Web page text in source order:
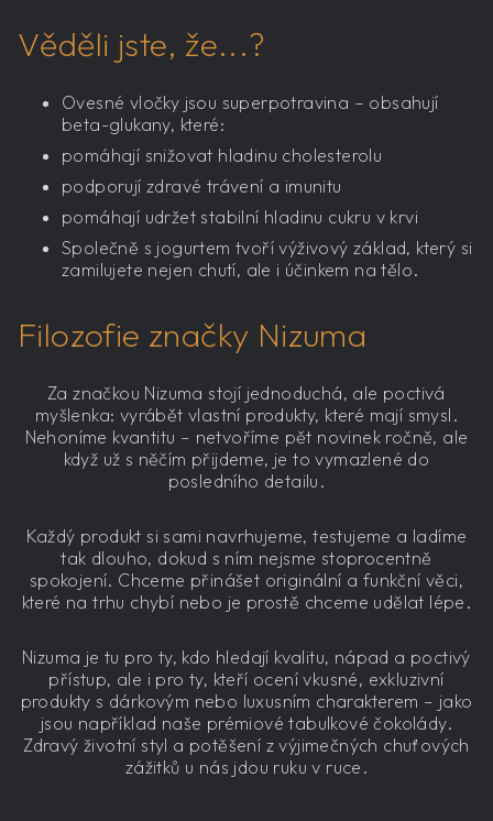
Věděli jste, že...?
Ovesné vločky jsou superpotravina – obsahují
beta-glukany, které:
pomáhají snižovat hladinu cholesterolu
podporují zdravé trávení a imunitu
pomáhají udržet stabilní hladinu cukru v krvi
Společně s jogurtem tvoří výživový základ, který si
zamilujete nejen chutí, ale i účinkem na tělo.
Filozofie značky Nizuma
Za značkou Nizuma stojí jednoduchá, ale poctivá
myšlenka: vyrábět vlastní produkty, které mají smysl.
Nehoníme kvantitu – netvoříme pět novinek ročně, ale
když už s něčím přijdeme, je to vymazlené do
posledního detailu.
Každý produkt si sami navrhujeme, testujeme a ladíme
tak dlouho, dokud s ním nejsme stoprocentně
spokojení. Chceme přinášet originální a funkční věci,
které na trhu chybí nebo je prostě chceme udělat lépe.
Nizuma je tu pro ty, kdo hledají kvalitu, nápad a poctivý
přístup, ale i pro ty, kteří ocení vkusné, exkluzivní
produkty s dárkovým nebo luxusním charakterem – jako
jsou například naše prémiové tabulkové čokolády.
Zdravý životní styl a potěšení z výjimečných chuťových
zážitků u nás jdou ruku v ruce.